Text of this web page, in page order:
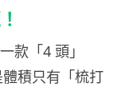
款「4 頭」
積只有「梳打